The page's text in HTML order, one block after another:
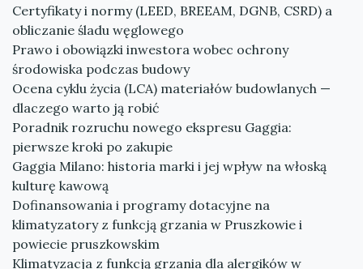
Certyfikaty i normy (LEED, BREEAM, DGNB, CSRD) a
obliczanie śladu węglowego
Prawo i obowiązki inwestora wobec ochrony
środowiska podczas budowy
Ocena cyklu życia (LCA) materiałów budowlanych —
dlaczego warto ją robić
Poradnik rozruchu nowego ekspresu Gaggia:
pierwsze kroki po zakupie
Gaggia Milano: historia marki i jej wpływ na włoską
kulturę kawową
Dofinansowania i programy dotacyjne na
klimatyzatory z funkcją grzania w Pruszkowie i
powiecie pruszkowskim
Klimatyzacja z funkcją grzania dla alergików w